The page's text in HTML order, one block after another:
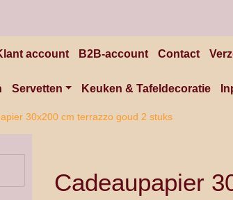
account B2B-account Contact
Servetten Keuken & Tafeldecoratie
30x200 cm terrazzo goud 2 stuks
Cadeaupapier